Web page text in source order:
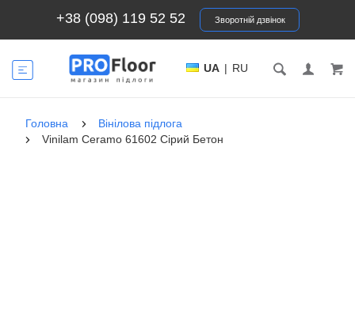
+38 (098) 119 52 52 Зворотній дзвінок
UA | RU
Головна
Вінілова підлога
Vinilam Ceramo 61602 Сірий Бетон